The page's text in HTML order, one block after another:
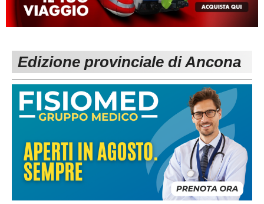
MACERATA
Carica la tua Rosa
ECCELLENZA
1^ CATEGORIA
2^ CATEGORIA
3^ CATEGORIA
REGIONALI
Edizione provinciale di Ancona